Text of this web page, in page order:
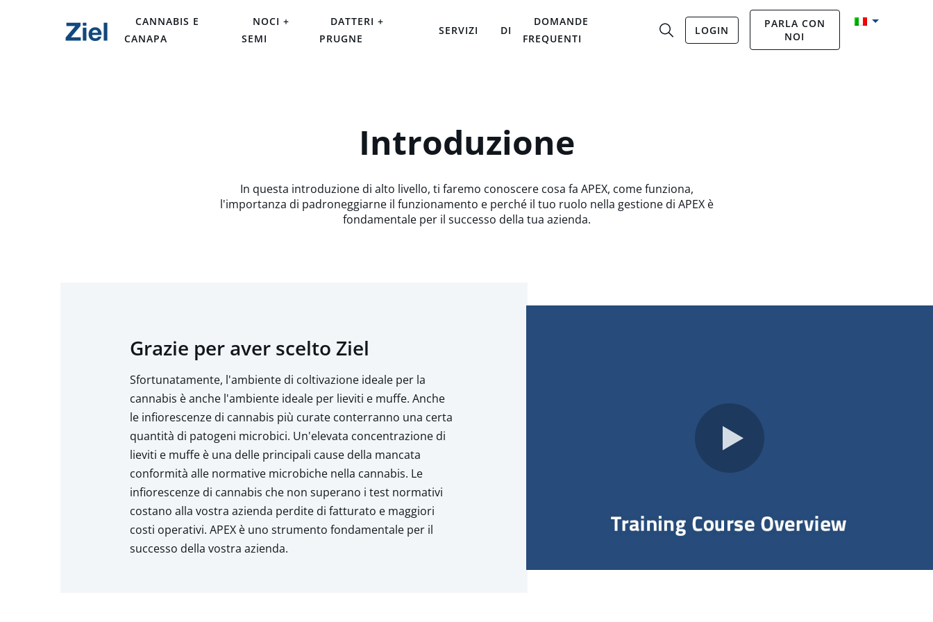
CANNABIS E
CANAPA
NOCI +
SEMI
DATTERI +
PRUGNE
SERVIZI DI
DOMANDE
FREQUENTI
LOGIN
PARLA CON
NOI
Introduzione
In questa introduzione di alto livello, ti faremo conoscere cosa fa APEX, come funziona,
l'importanza di padroneggiarne il funzionamento e perché il tuo ruolo nella gestione di APEX è
fondamentale per il successo della tua azienda.
Grazie per aver scelto Ziel
Sfortunatamente, l'ambiente di coltivazione ideale per la
cannabis è anche l'ambiente ideale per lieviti e muffe. Anche
le infiorescenze di cannabis più curate conterranno una certa
quantità di patogeni microbici. Un'elevata concentrazione di
lieviti e muffe è una delle principali cause della mancata
conformità alle normative microbiche nella cannabis. Le
infiorescenze di cannabis che non superano i test normativi
costano alla vostra azienda perdite di fatturato e maggiori
costi operativi. APEX è uno strumento fondamentale per il
successo della vostra azienda.